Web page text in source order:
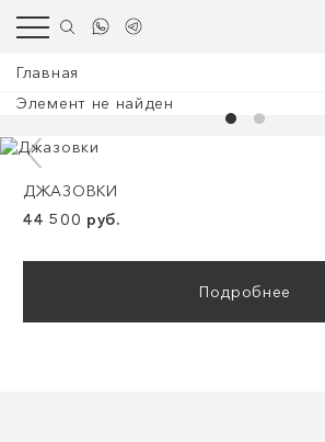
Главная
Элемент не найден
ДЖАЗОВКИ
44 500 руб.
Подробнее